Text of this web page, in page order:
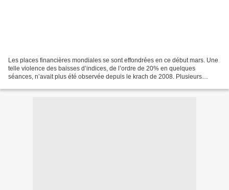
Les places financières mondiales se sont effondrées en ce début mars. Une
telle violence des baisses d’indices, de l’ordre de 20% en quelques
séances, n’avait plus été observée depuis le krach de 2008. Plusieurs